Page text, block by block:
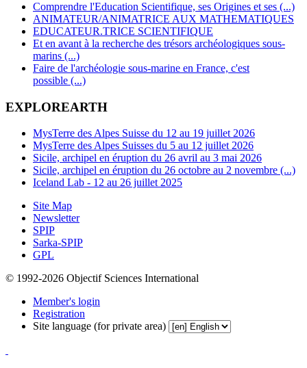
Comprendre l'Education Scientifique, ses Origines et ses (...)
ANIMATEUR/ANIMATRICE AUX MATHEMATIQUES
EDUCATEUR.TRICE SCIENTIFIQUE
Et en avant à la recherche des trésors archéologiques sous-
marins (...)
Faire de l'archéologie sous-marine en France, c'est
possible (...)
EXPLOREARTH
MysTerre des Alpes Suisse du 12 au 19 juillet 2026
MysTerre des Alpes Suisses du 5 au 12 juillet 2026
Sicile, archipel en éruption du 26 avril au 3 mai 2026
Sicile, archipel en éruption du 26 octobre au 2 novembre (...)
Iceland Lab - 12 au 26 juillet 2025
Site Map
Newsletter
SPIP
Sarka-SPIP
GPL
© 1992-2026 Objectif Sciences International
Member's login
Registration
Site language (for private area)